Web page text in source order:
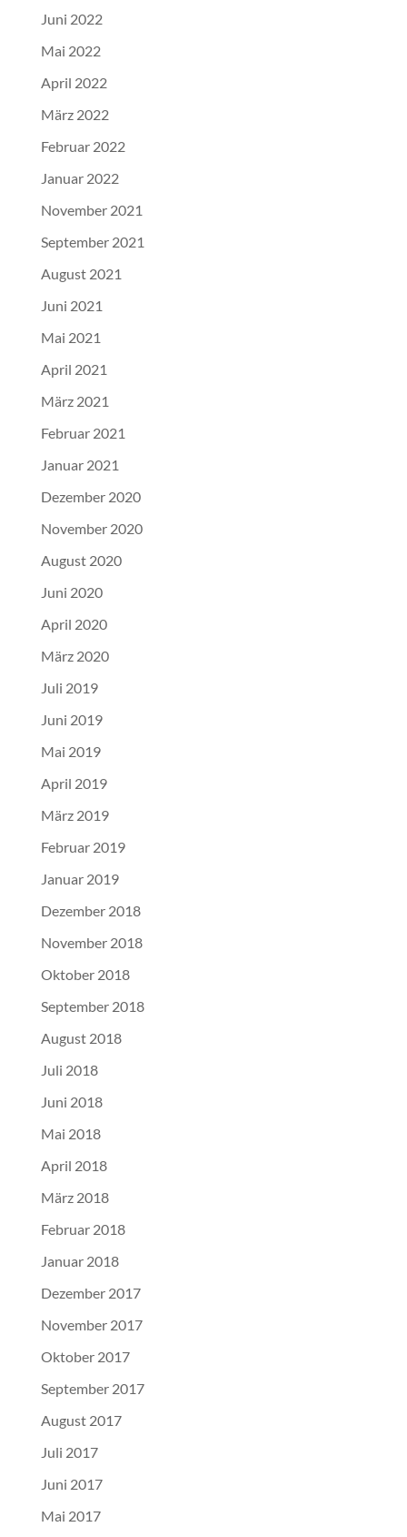
Juni 2022
Mai 2022
April 2022
März 2022
Februar 2022
Januar 2022
November 2021
September 2021
August 2021
Juni 2021
Mai 2021
April 2021
März 2021
Februar 2021
Januar 2021
Dezember 2020
November 2020
August 2020
Juni 2020
April 2020
März 2020
Juli 2019
Juni 2019
Mai 2019
April 2019
März 2019
Februar 2019
Januar 2019
Dezember 2018
November 2018
Oktober 2018
September 2018
August 2018
Juli 2018
Juni 2018
Mai 2018
April 2018
März 2018
Februar 2018
Januar 2018
Dezember 2017
November 2017
Oktober 2017
September 2017
August 2017
Juli 2017
Juni 2017
Mai 2017